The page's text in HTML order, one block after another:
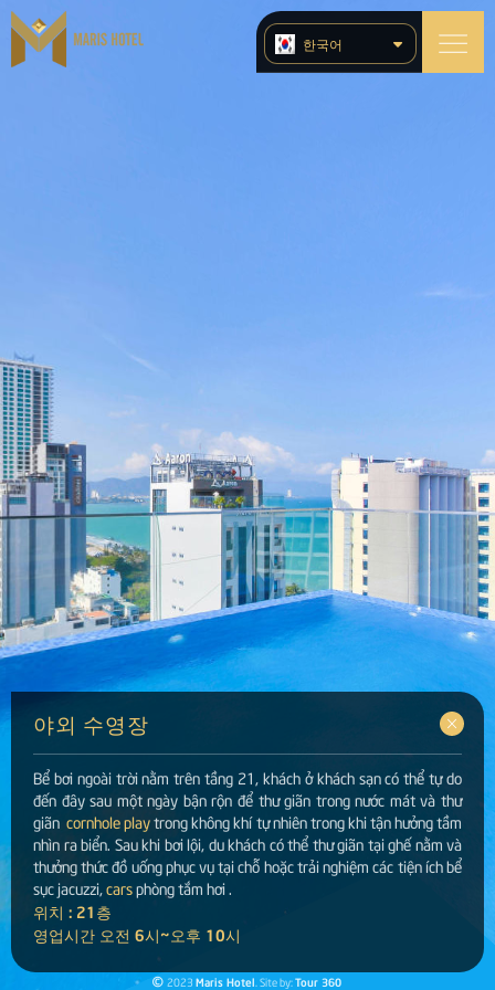
한국어
야외 수영장
Bể bơi ngoài trời nằm trên tầng 21, khách ở khách sạn có thể tự do
đến đây sau một ngày bận rộn để thư giãn trong nước mát và thư
giãn cornhole playtrong không khí tự nhiên trong khi tận hưởng tầm
nhìn ra biển. Sau khi bơi lội, du khách có thể thư giãn tại ghế nằm và
thưởng thức đồ uống phục vụ tại chỗ hoặc trải nghiệm các tiện ích bể
sục jacuzzi,carsphòng tắm hơi .
위치 : 21층
영업시간 오전 6시~오후 10시
2023 Maris Hotel. Site by:Tour 360